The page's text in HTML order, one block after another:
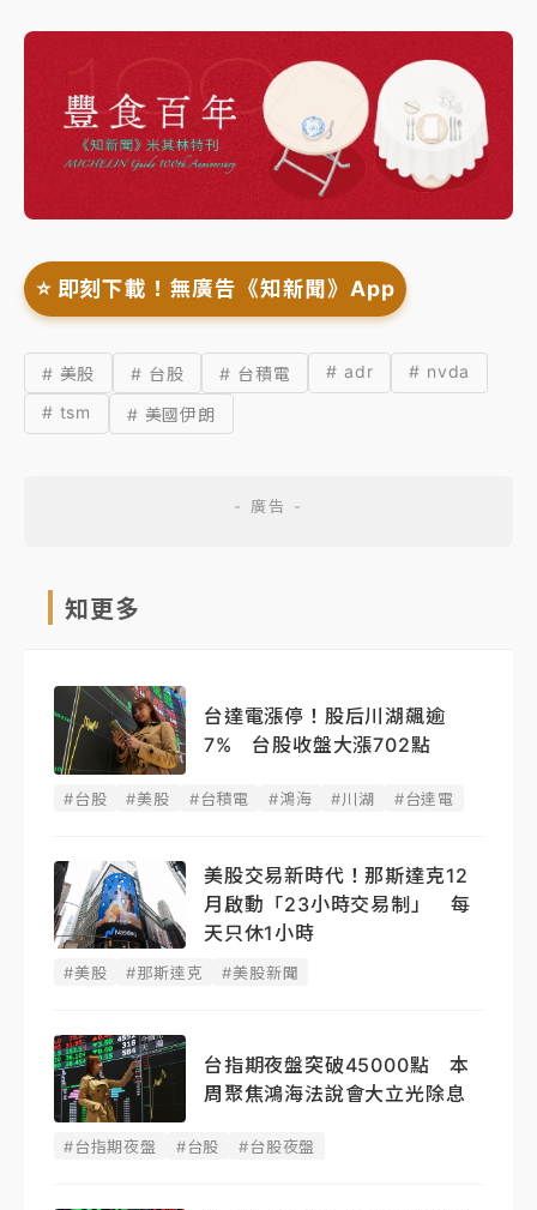
⭐️ 即刻下載！無廣告《知新聞》App
# 美股 # 台股 # 台積電 # adr
# nvda
# tsm
# 美國伊朗
知更多
台達電漲停！股后川湖飆逾
7% 台股收盤大漲702點
#台股 #美股 #台積電 #鴻海 #川湖 #台達電
美股交易新時代！那斯達克12
月啟動「23小時交易制」 每
天只休1小時
#美股 #那斯達克 #美股新聞
台指期夜盤突破45000點 本
周聚焦鴻海法說會大立光除息
#台指期夜盤 #台股 #台股夜盤